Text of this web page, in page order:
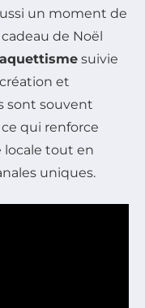
un moment de
de Noël
suivie
et
sont souvent
qui renforce
locale tout en
uniques.